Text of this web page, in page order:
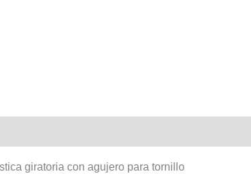
giratoria con agujero para tornillo